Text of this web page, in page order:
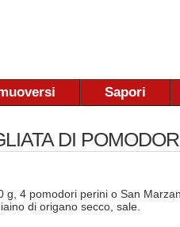
Sapori
DI
g, 4 pomodori perini o San
di origano secco, sale.